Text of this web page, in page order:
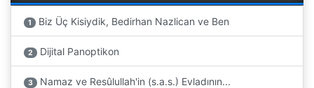
1 Biz Üç Kisiydik, Bedirhan Nazlican ve Ben
2 Dijital Panoptikon
3 Namaz ve Resûlullah'in (s.a.s.) Evladının...